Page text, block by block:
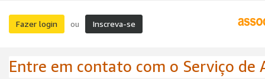
Fazer login ou Inscreva-se
Entre em contato com o Serviço de